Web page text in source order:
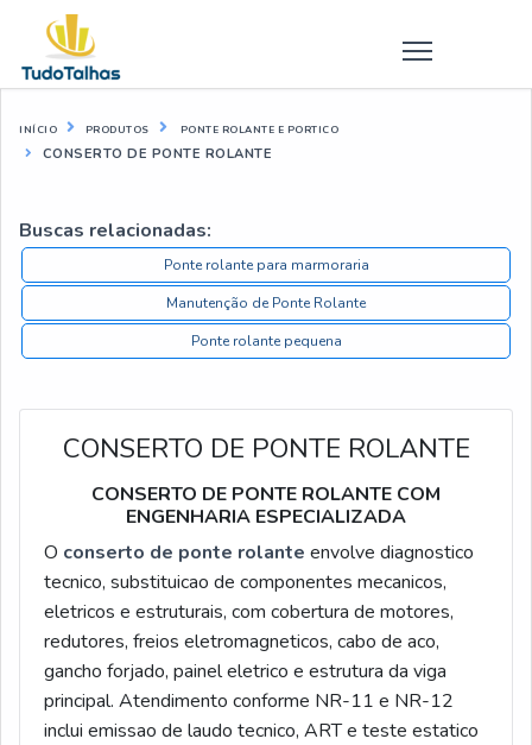
INÍCIO PRODUTOS PONTE ROLANTE E PORTICO
CONSERTO DE PONTE ROLANTE
Buscas relacionadas:
Ponte rolante para marmoraria
Manutenção de Ponte Rolante
Ponte rolante pequena
CONSERTO DE PONTE ROLANTE
CONSERTO DE PONTE ROLANTE COM
ENGENHARIA ESPECIALIZADA
O conserto de ponte rolante envolve diagnostico
tecnico, substituicao de componentes mecanicos,
eletricos e estruturais, com cobertura de motores,
redutores, freios eletromagneticos, cabo de aco,
gancho forjado, painel eletrico e estrutura da viga
principal. Atendimento conforme NR-11 e NR-12
inclui emissao de laudo tecnico, ART e teste estatico